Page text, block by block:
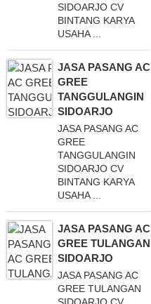
SIDOARJO CV
BINTANG KARYA
USAHA ...
JASA PASANG AC
GREE
TANGGULANGIN
SIDOARJO
JASA PASANG AC
GREE
TANGGULANGIN
SIDOARJO CV
BINTANG KARYA
USAHA ...
JASA PASANG AC
GREE TULANGAN
SIDOARJO
JASA PASANG AC
GREE TULANGAN